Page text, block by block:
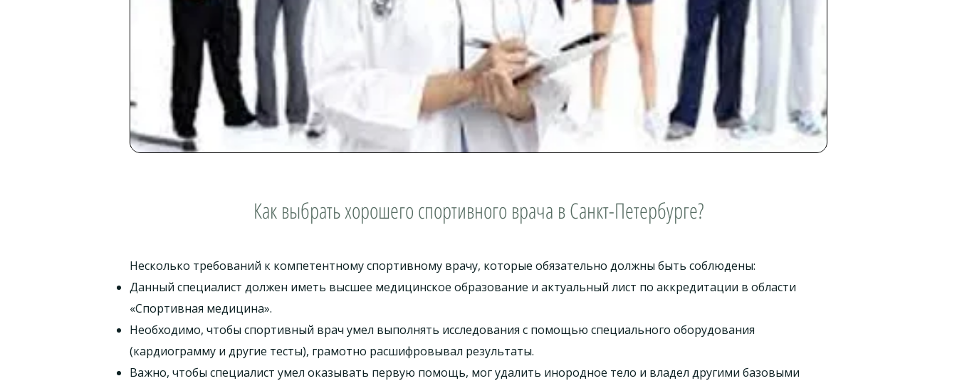
Как выбрать хорошего спортивного врача в Санкт-Петербурге?
Несколько требований к компетентному спортивному врачу, которые обязательно должны быть соблюдены:
Данный специалист должен иметь высшее медицинское образование и актуальный лист по аккредитации в области
«Спортивная медицина».
Необходимо, чтобы спортивный врач умел выполнять исследования с помощью специального оборудования
(кардиограмму и другие тесты), грамотно расшифровывал результаты.
Важно, чтобы специалист умел оказывать первую помощь, мог удалить инородное тело и владел другими базовыми